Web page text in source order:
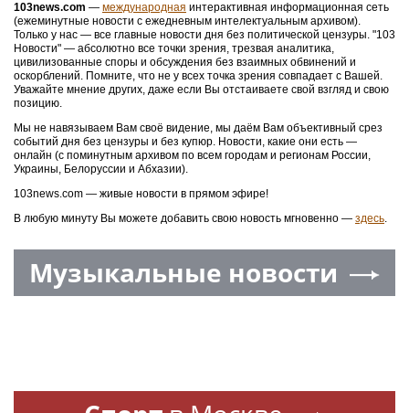
103news.com — международная интерактивная информационная сеть
(ежеминутные новости с ежедневным интелектуальным архивом).
Только у нас — все главные новости дня без политической цензуры. "103
Новости" — абсолютно все точки зрения, трезвая аналитика,
цивилизованные споры и обсуждения без взаимных обвинений и
оскорблений. Помните, что не у всех точка зрения совпадает с Вашей.
Уважайте мнение других, даже если Вы отстаиваете свой взгляд и свою
позицию.
Мы не навязываем Вам своё видение, мы даём Вам объективный срез
событий дня без цензуры и без купюр. Новости, какие они есть —
онлайн (с поминутным архивом по всем городам и регионам России,
Украины, Белоруссии и Абхазии).
103news.com — живые новости в прямом эфире!
В любую минуту Вы можете добавить свою новость мгновенно — здесь.
Музыкальные новости